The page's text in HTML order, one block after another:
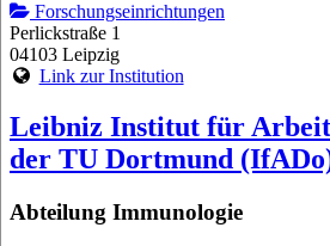
Forschungseinrichtungen
Perlickstraße 1
04103 Leipzig
Link zur Institution
Leibniz Institut für
der TU Dortmund
Abteilung Immunologie